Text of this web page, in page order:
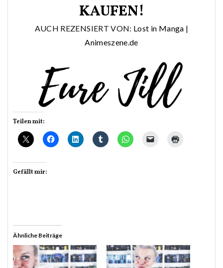
KAUFEN!
AUCH REZENSIERT VON: Lost in Manga |
Animeszene.de
Teilen mit:
Gefällt mir:
Ähnliche Beiträge